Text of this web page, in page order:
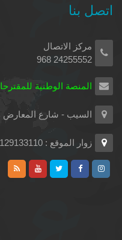
اتصل بنا
مركز الاتصال
24255552 968
المنصة الوطنية
السيب - شارع المعارض
زوار الموقع : 129133110